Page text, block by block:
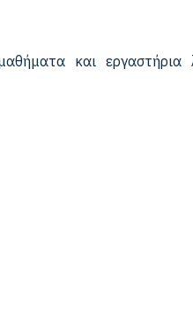
και εργαστήρια